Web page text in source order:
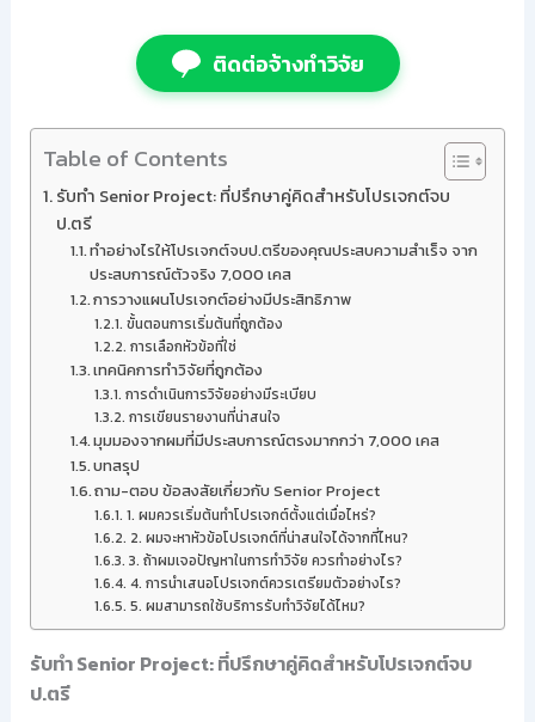
ติดต่อจ้างทำวิจัย
Table of Contents
รับทำ Senior Project: ที่ปรึกษาคู่คิดสำหรับโปรเจกต์จบ
ป.ตรี
ทำอย่างไรให้โปรเจกต์จบป.ตรีของคุณประสบความสำเร็จ จาก
ประสบการณ์ตัวจริง 7,000 เคส
การวางแผนโปรเจกต์อย่างมีประสิทธิภาพ
ขั้นตอนการเริ่มต้นที่ถูกต้อง
การเลือกหัวข้อที่ใช่
เทคนิคการทำวิจัยที่ถูกต้อง
การดำเนินการวิจัยอย่างมีระเบียบ
การเขียนรายงานที่น่าสนใจ
มุมมองจากผมที่มีประสบการณ์ตรงมากกว่า 7,000 เคส
บทสรุป
ถาม-ตอบ ข้อสงสัยเกี่ยวกับ Senior Project
1. ผมควรเริ่มต้นทำโปรเจกต์ตั้งแต่เมื่อไหร่?
2. ผมจะหาหัวข้อโปรเจกต์ที่น่าสนใจได้จากที่ไหน?
3. ถ้าผมเจอปัญหาในการทำวิจัย ควรทำอย่างไร?
4. การนำเสนอโปรเจกต์ควรเตรียมตัวอย่างไร?
5. ผมสามารถใช้บริการรับทำวิจัยได้ไหม?
รับทำ Senior Project: ที่ปรึกษาคู่คิดสำหรับโปรเจกต์จบ
ป.ตรี